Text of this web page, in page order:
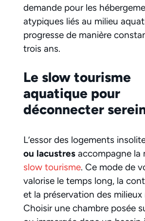
demande pour les
atypiques liés au milieu
progresse de manière
trois ans.
Le slow tourisme
aquatique pour
déconnecter
L’essor des logements
ou lacustres accompagne la
slow tourisme. Ce mode de
valorise le temps long, la
et la préservation des milieux
Choisir une chambre posée